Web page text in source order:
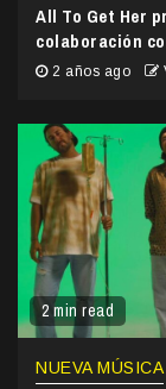
All To Get Her
colaboración
2 años ago
2 min read
NUEVA MÚSICA